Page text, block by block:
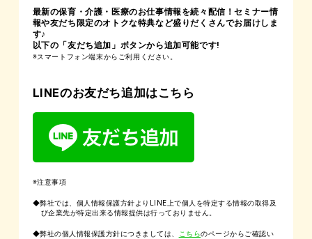
最新の保育・介護・医療のお仕事情報を続々配信！セミナー情
報や友だち限定のオトクな特典など盛りだくさんでお届けしま
す♪
以下の「友だち追加」ボタンから追加可能です!
※スマートフォン端末からご利用ください。
LINEのお友だち追加はこちら
※注意事項
◆弊社では、個人情報保護方針よりLINE上で個人を特定する情報の取得及
び企業先が特定出来る情報提供は行っておりません。
◆弊社の個人情報保護方針につきましては、 こちらのページからご確認い